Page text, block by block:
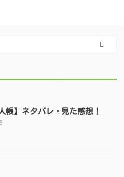
帳】ネタバレ・見た感想！